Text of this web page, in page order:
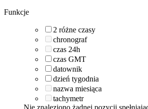
Funkcje
2 różne czasy
chronograf
czas 24h
czas GMT
datownik
dzień tygodnia
nazwa miesiąca
tachymetr
Nie znaleziono żadnej pozycji